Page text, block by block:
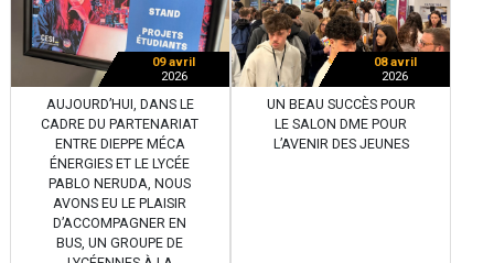
09 avril
2026
AUJOURD’HUI, DANS LE
CADRE DU PARTENARIAT
ENTRE DIEPPE MÉCA
ÉNERGIES ET LE LYCÉE
PABLO NERUDA, NOUS
AVONS EU LE PLAISIR
D’ACCOMPAGNER EN
BUS, UN GROUPE DE
08 avril
2026
UN BEAU SUCCÈS POUR
LE SALON DME POUR
L’AVENIR DES JEUNES